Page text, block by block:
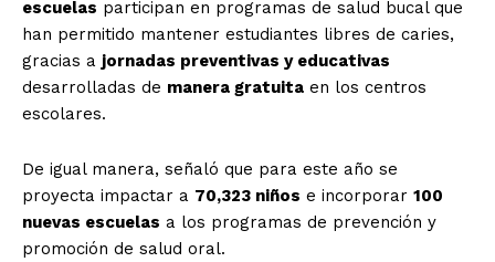
escuelas participan en programas de salud bucal que
han permitido mantener estudiantes libres de caries,
gracias a jornadas preventivas y educativas
desarrolladas de manera gratuita en los centros
escolares.
De igual manera, señaló que para este año se
proyecta impactar a 70,323 niños e incorporar 100
nuevas escuelas a los programas de prevención y
promoción de salud oral.